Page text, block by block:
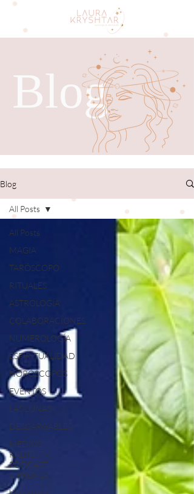
Blog
Blog
All Posts
MAGIA
TARÓSCOPO
RITUALES
ASTROLOGÍA
COLABORACIONES
NUMEROLOGÍA
ESPIRITUALIDAD
HORÓSCOPOS
EVENTOS
LAS LUNAS
DESCARGABLES
MEDIOS:
RADIO, TV,
PODCAST
& PRENSA
All Posts